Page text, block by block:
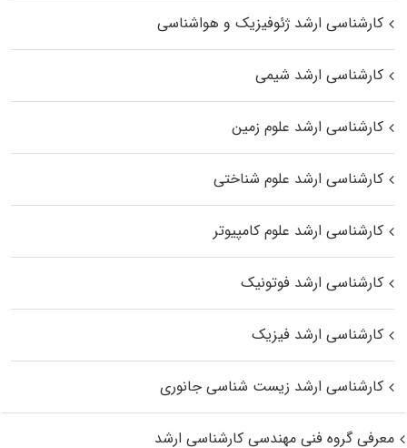
کارشناسی ارشد ژئوفیزیک و هواشناسی
کارشناسی ارشد شیمی
کارشناسی ارشد علوم زمین
کارشناسی ارشد علوم شناختی
کارشناسی ارشد علوم کامپیوتر
کارشناسی ارشد فوتونیک
کارشناسی ارشد فیزیک
کارشناسی ارشد زیست‌ شناسی جانوری
معرفی گروه فنی مهندسی کارشناسی ارشد